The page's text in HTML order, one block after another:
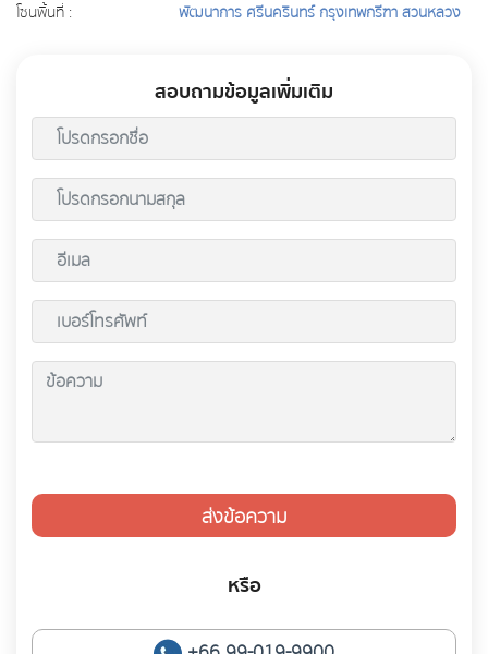
โซนพื้นที่ :
พัฒนาการ ศรีนครินทร์ กรุงเทพกรีฑา สวนหลวง
สอบถามข้อมูลเพิ่มเติม
ส่งข้อความ
หรือ